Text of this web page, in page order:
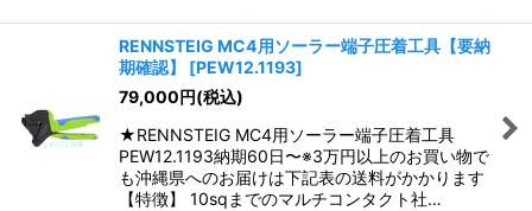
RENNSTEIG MC4用ソーラー端子圧着工具【要納
期確認】
[PEW12.1193]
79,000円(税込)
★RENNSTEIG MC4用ソーラー端子圧着工具
PEW12.1193納期60日〜※3万円以上のお買い物で
も沖縄県へのお届けは下記表の送料がかかります
【特徴】 10sqまでのマルチコンタクト社…